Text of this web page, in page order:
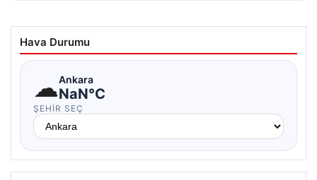
Hava Durumu
☁Ankara
NaN°C
ŞEHIR SEÇ